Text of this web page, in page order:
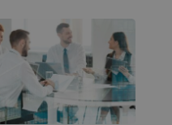
era:
2.380,00€.
es:
595,00€.